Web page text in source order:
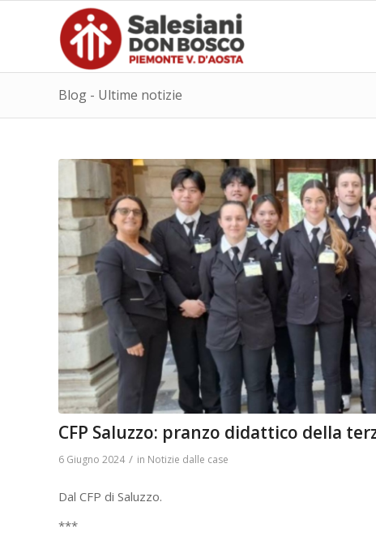
Blog - Ultime notizie
CFP Saluzzo: pranzo didattico della
6 Giugno 2024 / in Notizie dalle case
Dal CFP di Saluzzo.
***